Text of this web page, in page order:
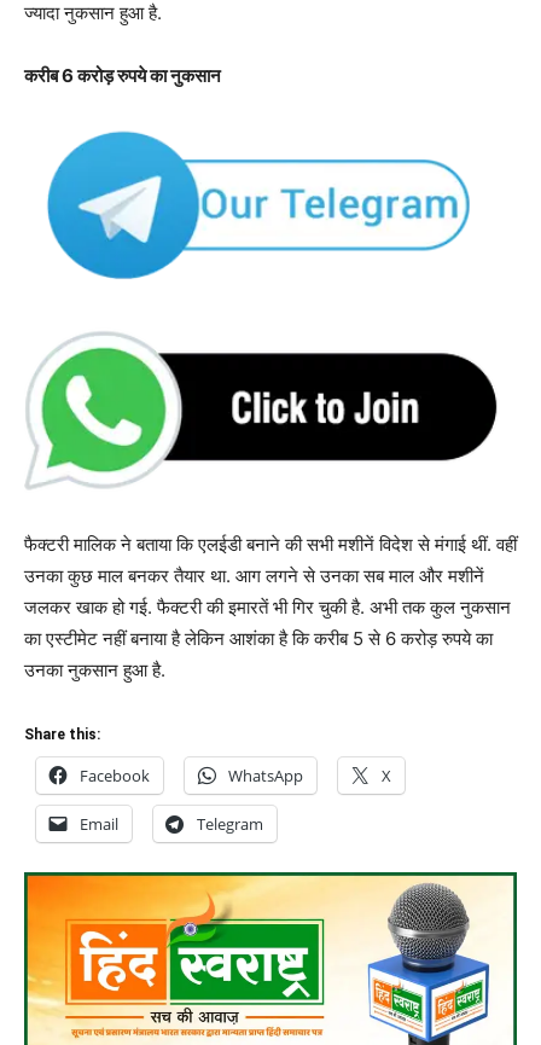
ज्यादा नुकसान हुआ है.
करीब 6 करोड़ रुपये का नुकसान
फैक्टरी मालिक ने बताया कि एलईडी बनाने की सभी मशीनें विदेश से मंगाई थीं. वहीं
उनका कुछ माल बनकर तैयार था. आग लगने से उनका सब माल और मशीनें
जलकर खाक हो गई. फैक्टरी की इमारतें भी गिर चुकी है. अभी तक कुल नुकसान
का एस्टीमेट नहीं बनाया है लेकिन आशंका है कि करीब 5 से 6 करोड़ रुपये का
उनका नुकसान हुआ है.
Share this:
Facebook WhatsApp X
Email Telegram